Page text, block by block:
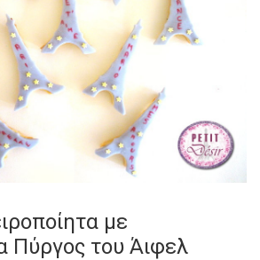
με
Πύργος του Άιφελ